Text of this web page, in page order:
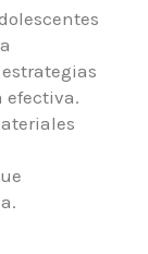
efectiva.